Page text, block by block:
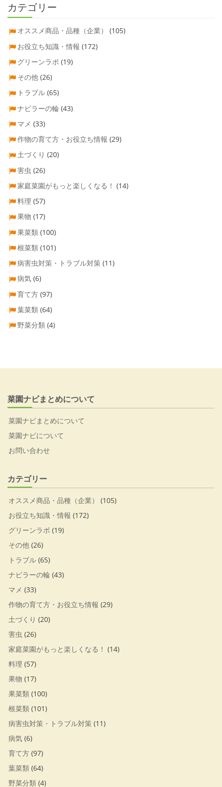
カテゴリー
オススメ商品・品種（企業）
(105)
お役立ち知識・情報 (172)
グリーンラボ (19)
その他 (26)
トラブル (65)
ナビラーの輪 (43)
マメ (33)
作物の育て方・お役立ち情報 (29)
土づくり (20)
害虫 (26)
家庭菜園がもっと楽しくなる！ (14)
料理 (57)
果物 (17)
果菜類 (100)
根菜類 (101)
病害虫対策・トラブル対策 (11)
病気 (6)
育て方 (97)
葉菜類 (64)
野菜分類 (4)
菜園ナビまとめについて
菜園ナビまとめについて
菜園ナビについて
お問い合わせ
カテゴリー
オススメ商品・品種（企業）
(105)
お役立ち知識・情報 (172)
グリーンラボ (19)
その他 (26)
トラブル (65)
ナビラーの輪 (43)
マメ (33)
作物の育て方・お役立ち情報 (29)
土づくり (20)
害虫 (26)
家庭菜園がもっと楽しくなる！ (14)
料理 (57)
果物 (17)
果菜類 (100)
根菜類 (101)
病害虫対策・トラブル対策 (11)
病気 (6)
育て方 (97)
葉菜類 (64)
野菜分類 (4)